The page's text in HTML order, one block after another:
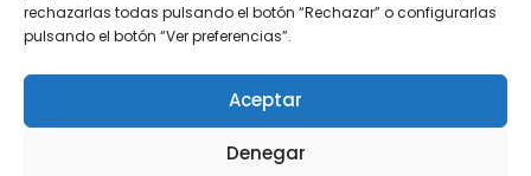
rechazarlas todas pulsando el botón “Rechazar” o configurarlas
pulsando el botón “Ver preferencias”.
Aceptar
Denegar
DiG ABOGADOS
DiG Abogados es un despacho de abogados
multidisciplinar especializado en las materias de
fiscalidad y mercantil. Llevamos más de 50 años al